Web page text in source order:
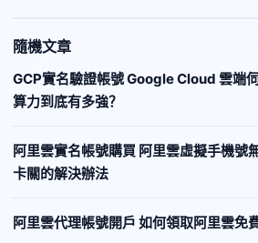
隨機文章
GCP實名驗證帳號 Google Cloud 雲端
算力到底有多強？
阿里雲實名帳號購買 阿里雲虛擬手機號
卡關的解決辦法
阿里雲代理帳號開戶 如何領取阿里雲免